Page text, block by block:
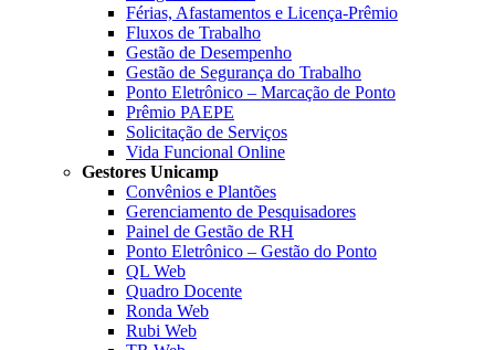
Férias, Afastamentos e Licença-Prêmio
Fluxos de Trabalho
Gestão de Desempenho
Gestão de Segurança do Trabalho
Ponto Eletrônico – Marcação de Ponto
Prêmio PAEPE
Solicitação de Serviços
Vida Funcional Online
Gestores Unicamp
Convênios e Plantões
Gerenciamento de Pesquisadores
Painel de Gestão de RH
Ponto Eletrônico – Gestão do Ponto
QL Web
Quadro Docente
Ronda Web
Rubi Web